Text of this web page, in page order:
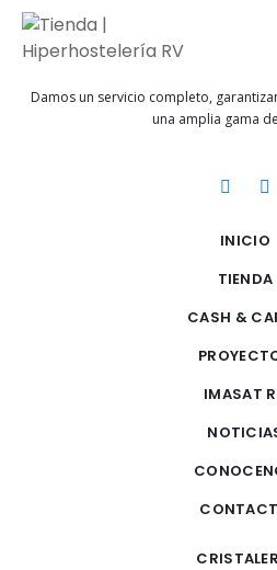
Damos un servicio completo,
una amplia gama
INICIO
TIENDA
CASH &
IMASAT